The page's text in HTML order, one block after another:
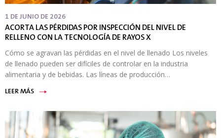
1 DE JUNIO DE 2026
ACORTA LAS PÉRDIDAS POR INSPECCIÓN DEL NIVEL DE
RELLENO CON LA TECNOLOGÍA DE RAYOS X
Cómo se agravan las pérdidas en el nivel de llenado Los niveles
de llenado pueden ser difíciles de controlar en la industria
alimentaria y de bebidas. Las líneas de producción…
LEER MÁS